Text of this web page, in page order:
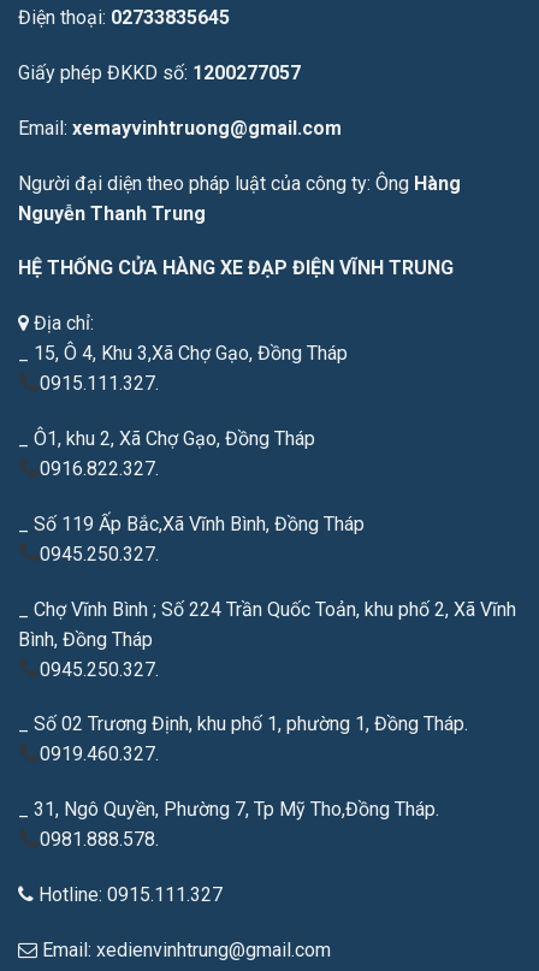
Điện thoại: 02733835645
Giấy phép ĐKKD số: 1200277057
Email: xemayvinhtruong@gmail.com
Người đại diện theo pháp luật của công ty: Ông Hàng
Nguyễn Thanh Trung
HỆ THỐNG CỬA HÀNG XE ĐẠP ĐIỆN VĨNH TRUNG
Địa chỉ:
_ 15, Ô 4, Khu 3,Xã Chợ Gạo, Đồng Tháp
0915.111.327.
_ Ô1, khu 2, Xã Chợ Gạo, Đồng Tháp
0916.822.327.
_ Số 119 Ấp Bắc,Xã Vĩnh Bình, Đồng Tháp
0945.250.327.
_ Chợ Vĩnh Bình ; Số 224 Trần Quốc Toản, khu phố 2, Xã Vĩnh
Bình, Đồng Tháp
0945.250.327.
_ Số 02 Trương Định, khu phố 1, phường 1, Đồng Tháp.
0919.460.327.
_ 31, Ngô Quyền, Phường 7, Tp Mỹ Tho,Đồng Tháp.
0981.888.578.
Hotline: 0915.111.327
Email: xedienvinhtrung@gmail.com